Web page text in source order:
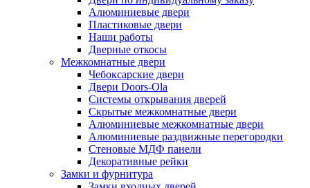
Алюминиевые двери
Пластиковые двери
Наши работы
Дверные откосы
Межкомнатные двери
Чебоксарские двери
Двери Doors-Ola
Системы открывания дверей
Скрытые межкомнатные двери
Алюминиевые межкомнатные двери
Алюминиевые раздвижные перегородки
Стеновые МДФ панели
Декоративные рейки
Замки и фурнитура